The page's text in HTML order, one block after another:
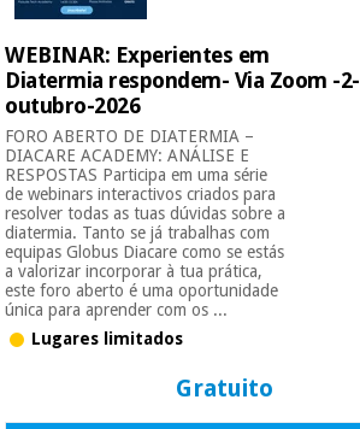
WEBINAR: Experientes em
Diatermia respondem- Via Zoom -2-
outubro-2026
FORO ABERTO DE DIATERMIA –
DIACARE ACADEMY: ANÁLISE E
RESPOSTAS Participa em uma série
de webinars interactivos criados para
resolver todas as tuas dúvidas sobre a
diatermia. Tanto se já trabalhas com
equipas Globus Diacare como se estás
a valorizar incorporar à tua prática,
este foro aberto é uma oportunidade
única para aprender com os ...
Lugares limitados
Gratuito